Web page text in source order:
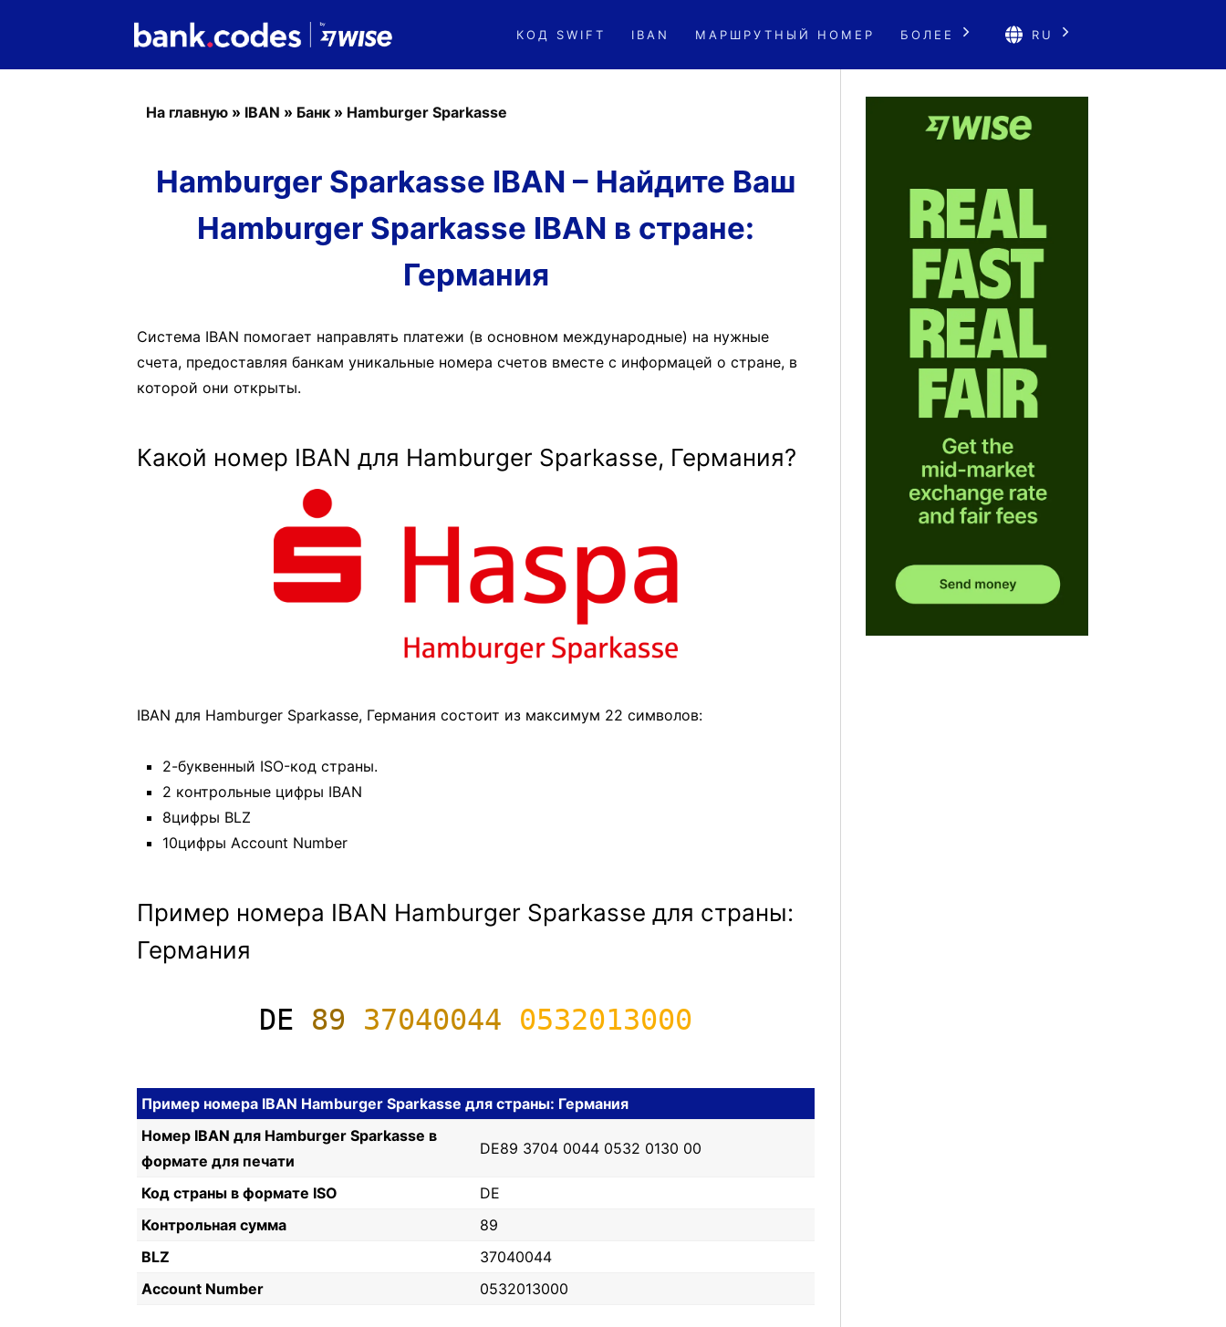
КОД SWIFT IBAN МАРШРУТНЫЙ НОМЕР БОЛЕЕ RU
На главную » IBAN » Банк » Hamburger Sparkasse
Hamburger Sparkasse IBAN – Найдите Ваш
Hamburger Sparkasse IBAN в стране:
Германия
Система IBAN помогает направлять платежи (в основном международные) на нужные
счета, предоставляя банкам уникальные номера счетов вместе с информацей о стране, в
которой они открыты.
Какой номер IBAN для Hamburger Sparkasse, Германия?
IBAN для Hamburger Sparkasse, Германия состоит из максимум 22 символов:
2-буквенный ISO-код страны.
2 контрольные цифры IBAN
8цифры BLZ
10цифры Account Number
Пример номера IBAN Hamburger Sparkasse для страны:
Германия
DE 89 37040044 0532013000
Пример номера IBAN Hamburger Sparkasse для страны: Германия
Номер IBAN для Hamburger Sparkasse в
формате для печати
DE89 3704 0044 0532 0130 00
Код страны в формате ISO
DE
Контрольная сумма
89
BLZ
37040044
Account Number
0532013000